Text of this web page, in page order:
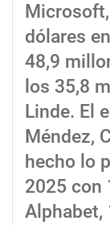
dólares
48,9
los 35,8
Linde. El
Méndez,
hecho lo
2025 con
Alphabet,